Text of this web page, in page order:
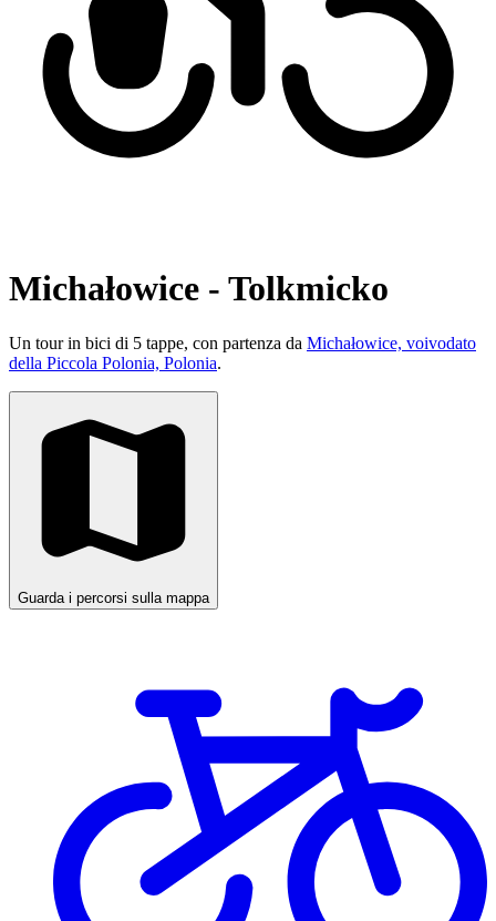
Michałowice - Tolkmicko
Un tour in bici di 5 tappe, con partenza da Michałowice, voivodato
della Piccola Polonia, Polonia.
Guarda i percorsi sulla mappa